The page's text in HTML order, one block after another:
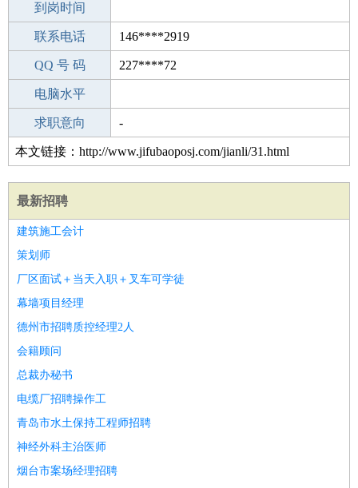
驾 照
到岗时间
期望月薪
联系电话 146****2919
手机号码 146****2919
QQ 号 码 227****72
微信号码
电脑水平
外语水平
求职意向 -
本文链接：http://www.jifubaoposj.com/jianli/31.html
最新招聘
建筑施工会计
策划师
厂区面试＋当天入职＋叉车可学徒
幕墙项目经理
德州市招聘质控经理2人
会籍顾问
总裁办秘书
电缆厂招聘操作工
青岛市水土保持工程师招聘
神经外科主治医师
烟台市案场经理招聘